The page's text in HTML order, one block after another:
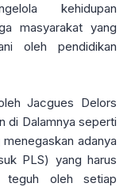
kehidupan
masyarakat yang
oleh pendidikan
Jacgues Delors
di Dalamnya seperti
adanya
PLS) yang harus
teguh oleh setiap